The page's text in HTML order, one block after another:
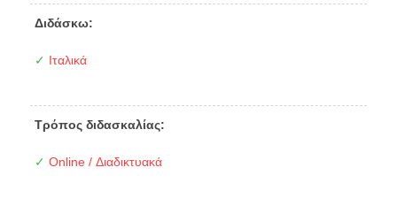
Διδάσκω:
✓ Ιταλικά
Τρόπος διδασκαλίας:
✓ Online / Διαδικτυακά